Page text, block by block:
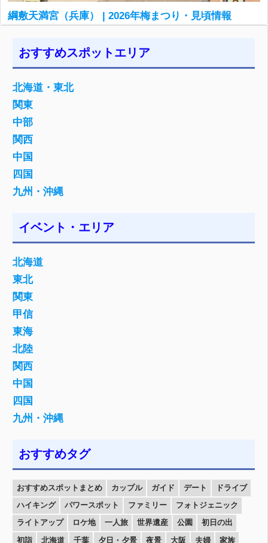
綱敷天満宮（兵庫） | 2026年梅まつり・見頃情報
おすすめスポットエリア
北海道・東北
関東
中部
関西
中国
四国
九州・沖縄
イベント・エリア
北海道
東北
関東
甲信
東海
北陸
関西
中国
四国
九州・沖縄
おすすめタグ
おすすめスポットまとめ カップル ガイド デート
ドライブ
ハイキング
パワースポット ファミリー
フォトジェニック
ライトアップ
ロケ地 一人旅 世界遺産 公園
初日の出
初詣
北海道 千葉 夕日・夕景 夜景 大阪 夫婦 家族